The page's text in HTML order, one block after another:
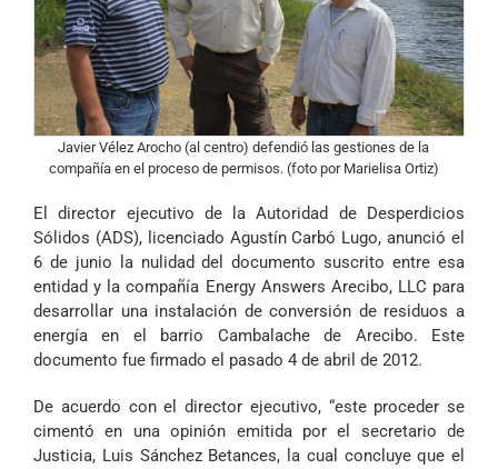
Javier Vélez Arocho (al centro) defendió las gestiones de la
compañía en el proceso de permisos. (foto por Marielisa Ortiz)
El director ejecutivo de la Autoridad de Desperdicios
Sólidos (ADS), licenciado Agustín Carbó Lugo, anunció el
6 de junio la nulidad del documento suscrito entre esa
entidad y la compañía Energy Answers Arecibo, LLC para
desarrollar una instalación de conversión de residuos a
energía en el barrio Cambalache de Arecibo. Este
documento fue firmado el pasado 4 de abril de 2012.
De acuerdo con el director ejecutivo, “este proceder se
cimentó en una opinión emitida por el secretario de
Justicia, Luis Sánchez Betances, la cual concluye que el